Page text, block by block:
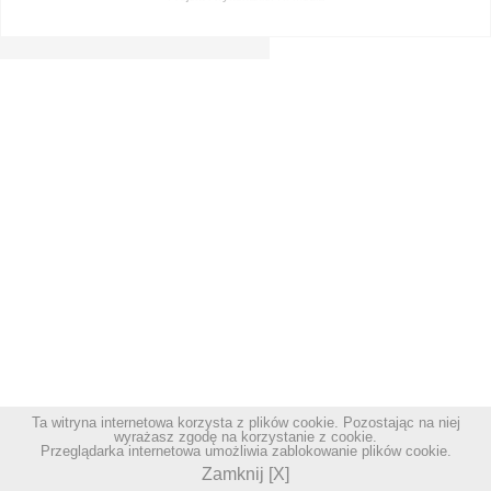
Ta witryna internetowa korzysta z plików cookie. Pozostając na niej
wyrażasz zgodę na korzystanie z cookie.
Przeglądarka internetowa umożliwia zablokowanie plików cookie.
Zamknij [X]